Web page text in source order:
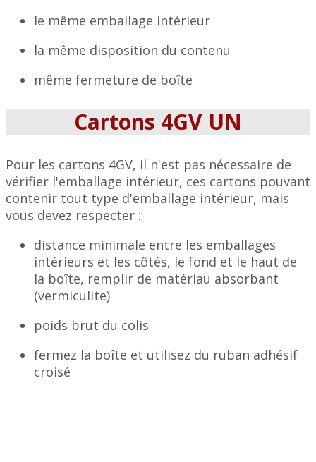
le même emballage intérieur
la même disposition du contenu
même fermeture de boîte
Cartons 4GV UN
Pour les cartons 4GV, il n'est pas nécessaire de
vérifier l'emballage intérieur, ces cartons pouvant
contenir tout type d'emballage intérieur, mais
vous devez respecter :
distance minimale entre les emballages
intérieurs et les côtés, le fond et le haut de
la boîte, remplir de matériau absorbant
(vermiculite)
poids brut du colis
fermez la boîte et utilisez du ruban adhésif
croisé